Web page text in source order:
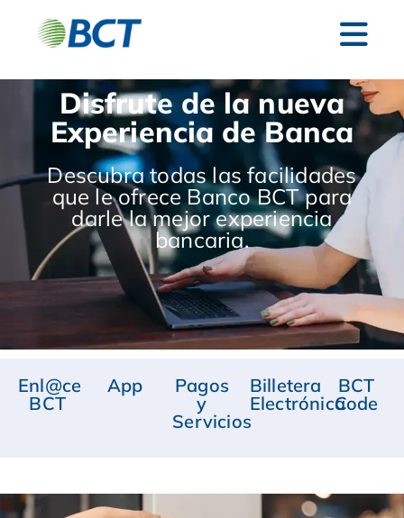
Disfrute de la nueva
Experiencia de Banca
Descubra todas las facilidades
que le ofrece Banco BCT para
darle la mejor experiencia
bancaria.
Enl@ce
BCT
App
Pagos
y
Servicios
Billetera
Electrónica
BCT
Code